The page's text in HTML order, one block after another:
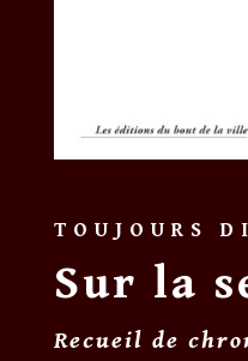
TOUJOURS
Sur la
Recueil de